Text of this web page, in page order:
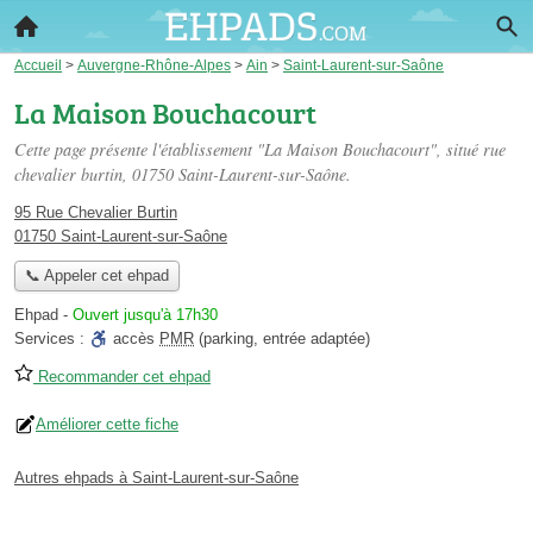
Accueil > Auvergne-Rhône-Alpes > Ain > Saint-Laurent-sur-Saône
La Maison Bouchacourt
Cette page présente l'établissement "La Maison Bouchacourt", situé rue
chevalier burtin, 01750 Saint-Laurent-sur-Saône.
95 Rue Chevalier Burtin
01750 Saint-Laurent-sur-Saône
📞 Appeler cet ehpad
Ehpad - Ouvert jusqu'à 17h30
Services :
accès PMR (parking, entrée adaptée)
Recommander cet ehpad
Améliorer cette fiche
Autres ehpads à Saint-Laurent-sur-Saône